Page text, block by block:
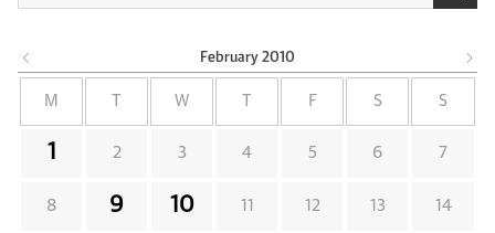
February 2010
M W F S S
1 2 3 4 5 6 7
8 9 10 11 12 13 14